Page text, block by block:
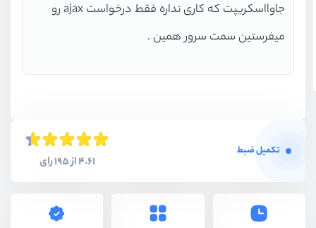
جاوااسکریپت که کاری نداره فقط درخواست ajax رو
میفرستین سمت سرور همین .
تکمیل ضبط
4.61 از 195 رای